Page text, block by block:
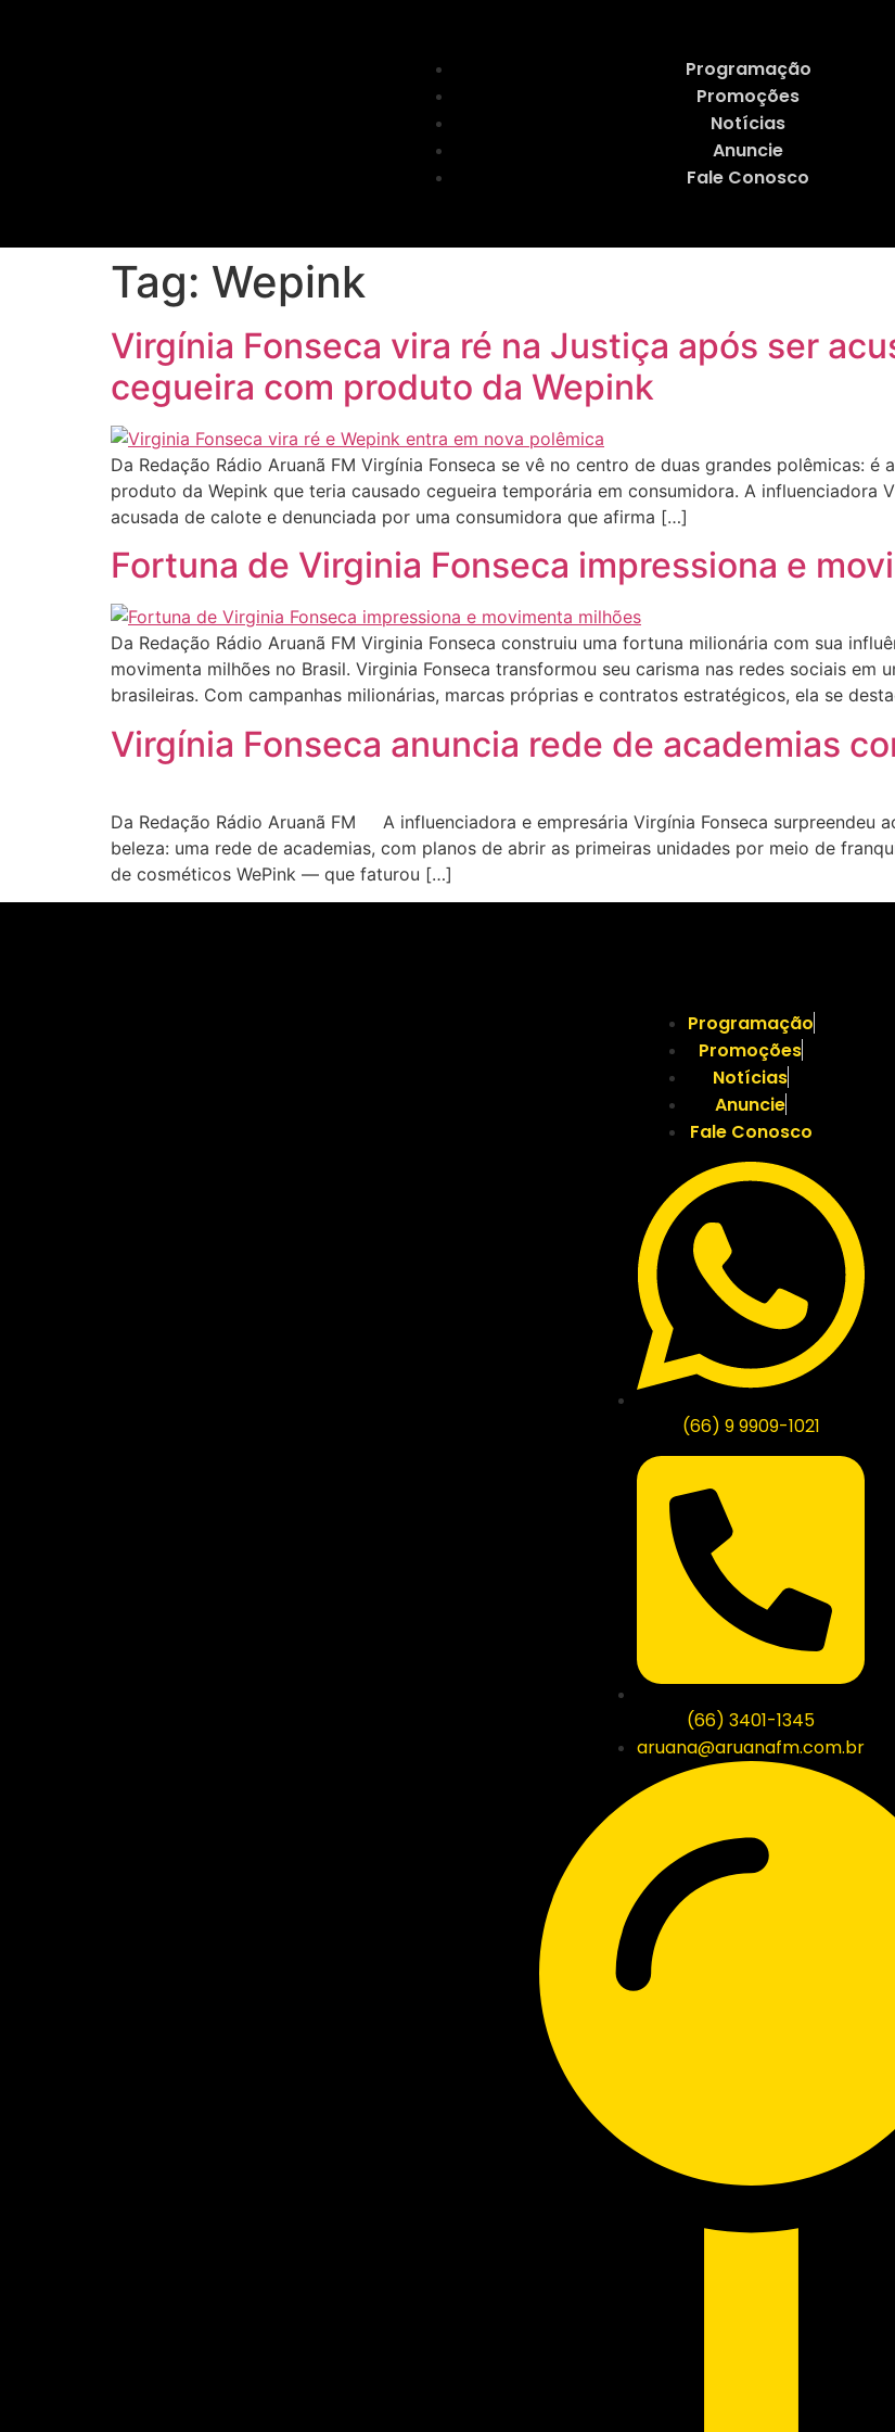
Programação
Promoções
Notícias
Anuncie
Fale Conosco
Tag: Wepink
Virgínia Fonseca vira ré na Justiça após ser
cegueira com produto da Wepink
Da Redação Rádio Aruanã FM Virgínia Fonseca se vê no centro de duas grandes polêmicas:
produto da Wepink que teria causado cegueira temporária em consumidora. A influenciadora
acusada de calote e denunciada por uma consumidora que afirma […]
Fortuna de Virginia Fonseca impressiona e
Da Redação Rádio Aruanã FM Virginia Fonseca construiu uma fortuna milionária com sua
movimenta milhões no Brasil. Virginia Fonseca transformou seu carisma nas redes sociais em
brasileiras. Com campanhas milionárias, marcas próprias e contratos estratégicos, ela se
Virgínia Fonseca anuncia rede de academias
Da Redação Rádio Aruanã FM A influenciadora e empresária Virgínia Fonseca surpreendeu
beleza: uma rede de academias, com planos de abrir as primeiras unidades por meio de
de cosméticos WePink — que faturou […]
Programação
Promoções
Notícias
Anuncie
Fale Conosco
(66) 9 9909-1021
(66) 3401-1345
aruana@aruanafm.com.br